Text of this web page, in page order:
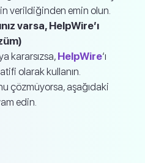
verildiğinden emin olun.
varsa, HelpWire’ı
kararsızsa, HelpWire‘ı
olarak kullanın.
çözmüyorsa, aşağıdaki
edin.